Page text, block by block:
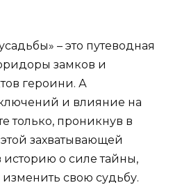
– это путеводная
замков и
героини. А
и влияние на
только, проникнув в
захватывающей
историю о силе тайны,
свою судьбу.